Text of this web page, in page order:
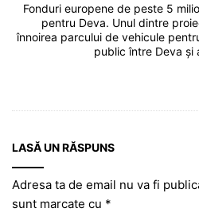
Fonduri europene de peste 5
pentru Deva. Unul dintre
înnoirea parcului de vehicule
public între Deva și
LASĂ UN RĂSPUNS
Adresa ta de email nu va fi
sunt marcate cu *